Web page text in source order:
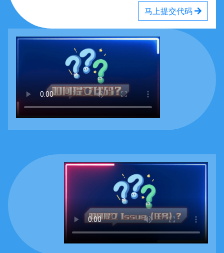
基础打榜达人
skyous 基础打榜达人
eatcosmos
基础打榜达人
ronny1996
基础打榜达人
Lee_123456
马上提交代码